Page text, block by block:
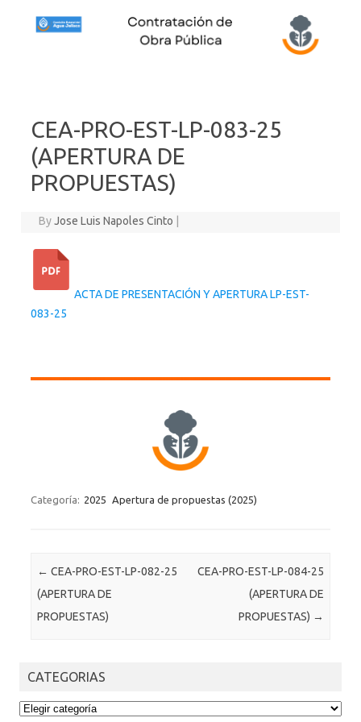
CEA-PRO-EST-LP-083-25
(APERTURA DE
PROPUESTAS)
ByJose Luis Napoles Cinto
ACTA DE PRESENTACIÓN Y APERTURA LP-EST-
083-25
Categoría: 2025 Apertura de propuestas (2025)
Post navigation
← CEA-PRO-EST-LP-082-25
(APERTURA DE
PROPUESTAS)
CEA-PRO-EST-LP-084-25
(APERTURA DE
PROPUESTAS) →
CATEGORIAS
CATEGORIAS